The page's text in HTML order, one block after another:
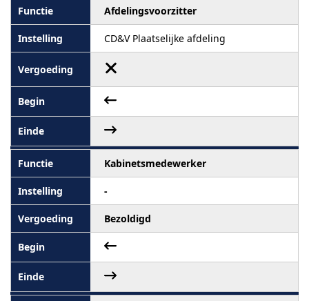
Afdelingsvoorzitter
CD&V Plaatselijke afdeling
Kabinetsmedewerker
-
Bezoldigd